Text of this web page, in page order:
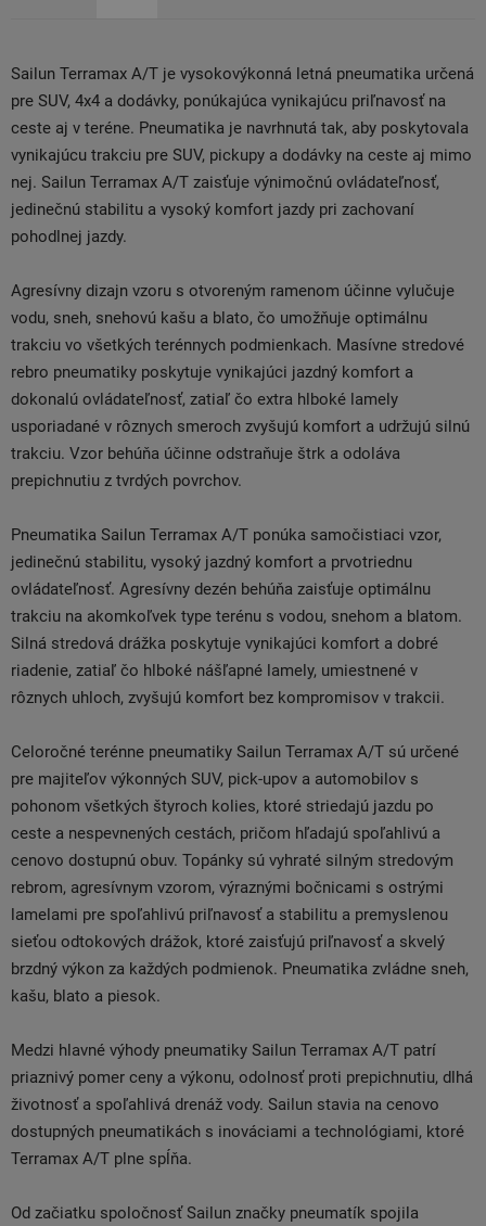
Sailun Terramax A/T je vysokovýkonná letná pneumatika určená
pre SUV, 4x4 a dodávky, ponúkajúca vynikajúcu priľnavosť na
ceste aj v teréne. Pneumatika je navrhnutá tak, aby poskytovala
vynikajúcu trakciu pre SUV, pickupy a dodávky na ceste aj mimo
nej. Sailun Terramax A/T zaisťuje výnimočnú ovládateľnosť,
jedinečnú stabilitu a vysoký komfort jazdy pri zachovaní
pohodlnej jazdy.
Agresívny dizajn vzoru s otvoreným ramenom účinne vylučuje
vodu, sneh, snehovú kašu a blato, čo umožňuje optimálnu
trakciu vo všetkých terénnych podmienkach. Masívne stredové
rebro pneumatiky poskytuje vynikajúci jazdný komfort a
dokonalú ovládateľnosť, zatiaľ čo extra hlboké lamely
usporiadané v rôznych smeroch zvyšujú komfort a udržujú silnú
trakciu. Vzor behúňa účinne odstraňuje štrk a odoláva
prepichnutiu z tvrdých povrchov.
Pneumatika Sailun Terramax A/T ponúka samočistiaci vzor,
jedinečnú stabilitu, vysoký jazdný komfort a prvotriednu
ovládateľnosť. Agresívny dezén behúňa zaisťuje optimálnu
trakciu na akomkoľvek type terénu s vodou, snehom a blatom.
Silná stredová drážka poskytuje vynikajúci komfort a dobré
riadenie, zatiaľ čo hlboké nášľapné lamely, umiestnené v
rôznych uhloch, zvyšujú komfort bez kompromisov v trakcii.
Celoročné terénne pneumatiky Sailun Terramax A/T sú určené
pre majiteľov výkonných SUV, pick-upov a automobilov s
pohonom všetkých štyroch kolies, ktoré striedajú jazdu po
ceste a nespevnených cestách, pričom hľadajú spoľahlivú a
cenovo dostupnú obuv. Topánky sú vyhraté silným stredovým
rebrom, agresívnym vzorom, výraznými bočnicami s ostrými
lamelami pre spoľahlivú priľnavosť a stabilitu a premyslenou
sieťou odtokových drážok, ktoré zaisťujú priľnavosť a skvelý
brzdný výkon za každých podmienok. Pneumatika zvládne sneh,
kašu, blato a piesok.
Medzi hlavné výhody pneumatiky Sailun Terramax A/T patrí
priaznivý pomer ceny a výkonu, odolnosť proti prepichnutiu, dlhá
životnosť a spoľahlivá drenáž vody. Sailun stavia na cenovo
dostupných pneumatikách s inováciami a technológiami, ktoré
Terramax A/T plne spĺňa.
Od začiatku spoločnosť Sailun značky pneumatík spojila